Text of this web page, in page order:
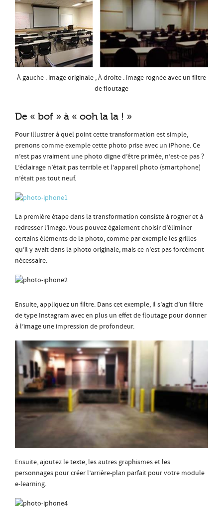
À gauche : image originale ; À droite : image rognée avec un filtre
de floutage
De « bof » à « ooh la la ! »
Pour illustrer à quel point cette transformation est simple,
prenons comme exemple cette photo prise avec un iPhone. Ce
n’est pas vraiment une photo digne d’être primée, n’est-ce pas ?
L’éclairage n’était pas terrible et l’appareil photo (smartphone)
n’était pas tout neuf.
La première étape dans la transformation consiste à rogner et à
redresser l’image. Vous pouvez également choisir d’éliminer
certains éléments de la photo, comme par exemple les grilles
qu’il y avait dans la photo originale, mais ce n’est pas forcément
nécessaire.
Ensuite, appliquez un filtre. Dans cet exemple, il s’agit d’un filtre
de type Instagram avec en plus un effet de floutage pour donner
à l’image une impression de profondeur.
Ensuite, ajoutez le texte, les autres graphismes et les
personnages pour créer l’arrière-plan parfait pour votre module
e-learning.